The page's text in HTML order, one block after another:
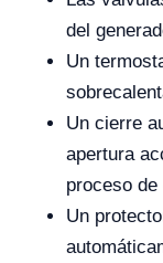
del
Un
Un cierre
apertura
proceso
Un